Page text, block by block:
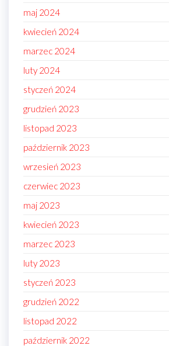
maj 2024
kwiecień 2024
marzec 2024
luty 2024
styczeń 2024
grudzień 2023
listopad 2023
październik 2023
wrzesień 2023
czerwiec 2023
maj 2023
kwiecień 2023
marzec 2023
luty 2023
styczeń 2023
grudzień 2022
listopad 2022
październik 2022